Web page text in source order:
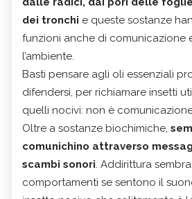
dei tronchi e queste sostanze
funzioni anche di comunicazione
l’ambiente.
Basti pensare agli oli essenziali
difendersi, per richiamare insetti
quelli nocivi: non è
Oltre a sostanze biochimiche,
comunichino attraverso
scambi sonori. Addirittura
comportamenti se sentono il